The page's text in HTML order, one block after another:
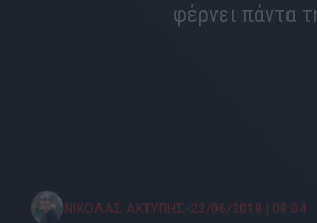
φέρνει πάντα
ΝΙΚΟΛΑΣ ΑΚΤΥΠΗΣ 23/06/2018 | 08:04